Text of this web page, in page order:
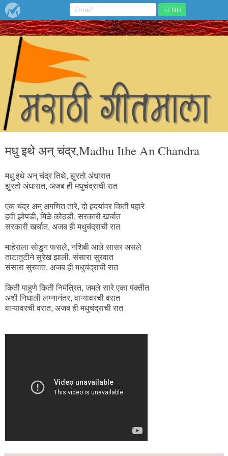
मधु इथे अन्‌ चंद्र,Madhu Ithe An Chandra
मधु इथे अन्‌ चंद्र तिथे, झुरतो अंधारात
झुरतो अंधारात, अजब ही मधुचंद्राची रात
एक चंद्र अन्‌ अगणित तारे, दो हृदयांवर किती पहारे
हवी झोपडी, मिळे कोठडी, सरकारी खर्चात
सरकारी खर्चात, अजब ही मधुचंद्राची रात
माहेराला सोडुन फसले, नशिबी आले सासर असले
ताटातुटीने सुरेख झाली, संसारा सुरवात
संसारा सुरवात, अजब ही मधुचंद्राची रात
किती पाहुणे किती निमंत्रित, जमले सारे एका पंक्तीत
अशी निघाली लग्नानंतर, वाऱ्यावरची वरात
वाऱ्यावरची वरात, अजब ही मधुचंद्राची रात